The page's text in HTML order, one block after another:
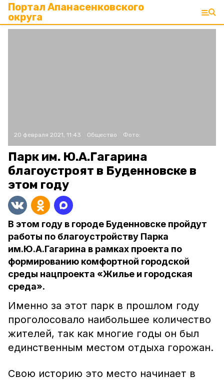
Портал Апанасенковского
округа
20 февраля 2021, 11:43 Общество Фото:
Парк им. Ю.А.Гагарина
благоустроят в Буденновске в
этом году
В этом году в городе Буденновске пройдут
работы по благоустройству Парка
им.Ю.А.Гагарина в рамках проекта по
формированию комфортной городской
среды нацпроекта «Жилье и городская
среда».
Именно за этот парк в прошлом году
проголосовало наибольшее количество
жителей, так как многие годы он был
единственным местом отдыха горожан.
Свою историю это место начинает в